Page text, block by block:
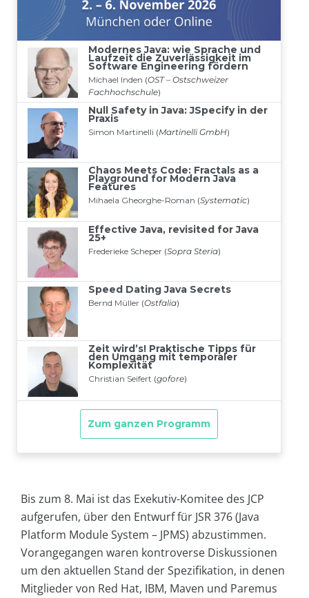
Bis zum 8. Mai ist das Exekutiv-Komitee des JCP
aufgerufen, über den Entwurf für JSR 376 (Java
Platform Module System – JPMS) abzustimmen.
Vorangegangen waren kontroverse Diskussionen
um den aktuellen Stand der Spezifikation, in denen
Mitglieder von Red Hat, IBM, Maven und Paremus